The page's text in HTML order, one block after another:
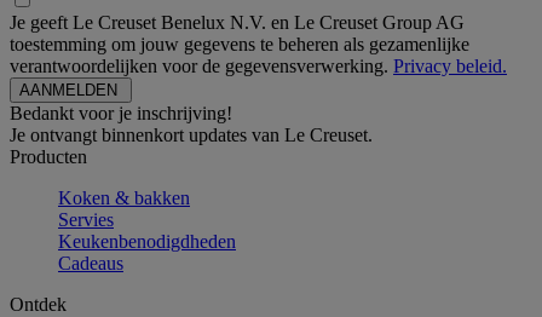
Je geeft Le Creuset Benelux N.V. en Le Creuset Group AG
toestemming om jouw gegevens te beheren als gezamenlijke
verantwoordelijken voor de gegevensverwerking. Privacy beleid.
Bedankt voor je inschrijving!
Je ontvangt binnenkort updates van Le Creuset.
Producten
Koken & bakken
Servies
Keukenbenodigdheden
Cadeaus
Ontdek